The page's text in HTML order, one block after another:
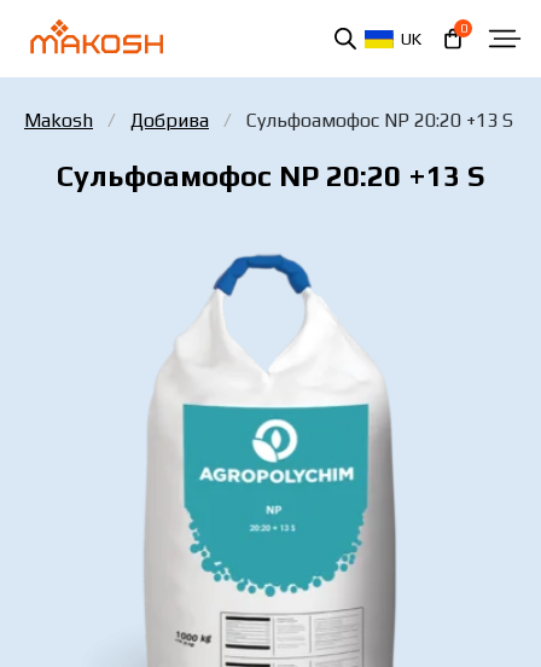
UK
0
Makosh Добрива Сульфоамофос NP 20:20 +13 S
Сульфоамофос NP 20:20 +13 S
Ви ознайомилися та погоджуєтеся з політикою
захисту персональних даних.
Подати заявку зараз